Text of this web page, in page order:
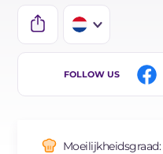
IT
ES
FOLLOW US
Moeilijkheidsgraad: